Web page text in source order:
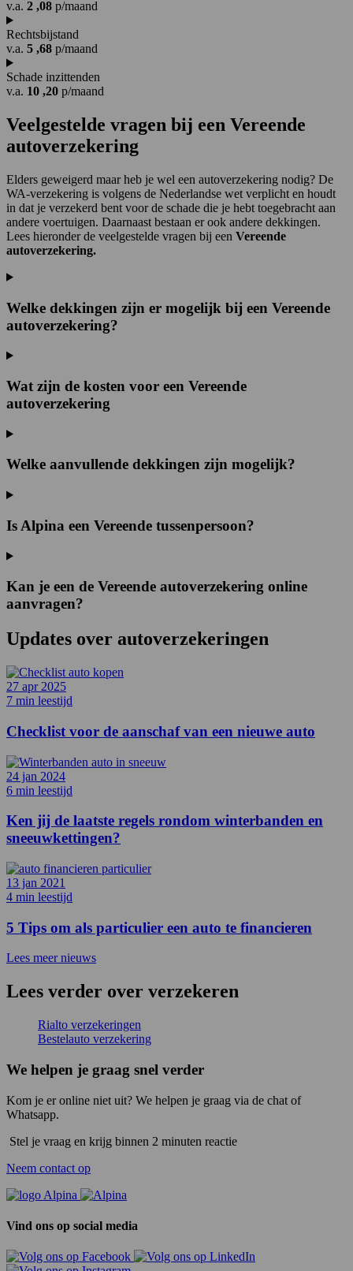
v.a. 2 ,08 p/maand
Rechtsbijstand
v.a. 5 ,68 p/maand
Schade inzittenden
v.a. 10 ,20 p/maand
Veelgestelde vragen bij een Vereende
autoverzekering
Elders geweigerd maar heb je wel een autoverzekering nodig? De
WA-verzekering is volgens de Nederlandse wet verplicht en houdt
in dat je verzekerd bent voor de schade die je hebt toegebracht aan
andere voertuigen. Daarnaast bestaan er ook andere dekkingen.
Lees hieronder de veelgestelde vragen bij een Vereende
autoverzekering.
Welke dekkingen zijn er mogelijk bij een Vereende
autoverzekering?
Wat zijn de kosten voor een Vereende
autoverzekering
Welke aanvullende dekkingen zijn mogelijk?
Is Alpina een Vereende tussenpersoon?
Kan je een de Vereende autoverzekering online
aanvragen?
Updates over autoverzekeringen
27 apr 2025
7 min leestijd
Checklist voor de aanschaf van een nieuwe auto
24 jan 2024
6 min leestijd
Ken jij de laatste regels rondom winterbanden en
sneeuwkettingen?
13 jan 2021
4 min leestijd
5 Tips om als particulier een auto te financieren
Lees meer nieuws
Lees verder over verzekeren
Rialto verzekeringen
Bestelauto verzekering
We helpen je graag snel verder
Kom je er online niet uit? We helpen je graag via de chat of
Whatsapp.
Stel je vraag en krijg binnen 2 minuten reactie
Neem contact op
Vind ons op social media